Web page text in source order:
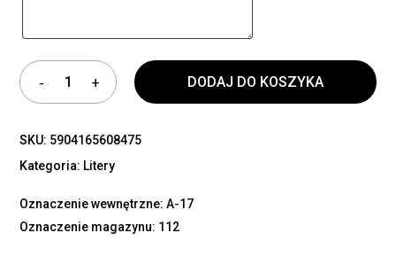
DODAJ DO KOSZYKA
SKU: 5904165608475
Kategoria: Litery
Oznaczenie wewnętrzne: A-17
Oznaczenie magazynu: 112